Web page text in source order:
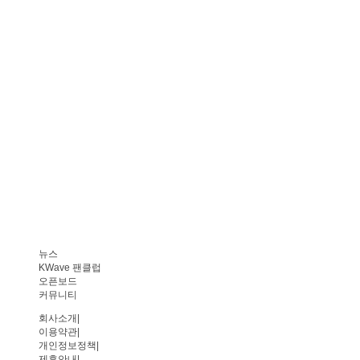
뉴스
KWave 팬클럽
오픈보드
커뮤니티
회사소개
이용약관
개인정보정책